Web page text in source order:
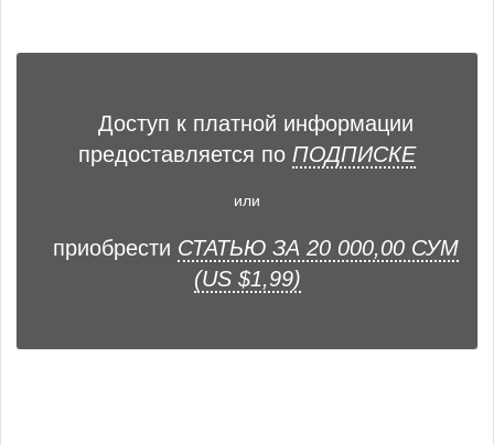
Доступ к платной информации
предоставляется по ПОДПИСКЕ
или
приобрести СТАТЬЮ ЗА 20 000,00 СУМ
(US $1,99)